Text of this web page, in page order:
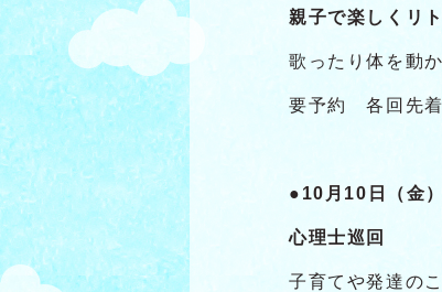
親子で楽しくリ
歌ったり体を動
要予約 各回先着
●10月10日（金
心理士巡回
子育てや発達の